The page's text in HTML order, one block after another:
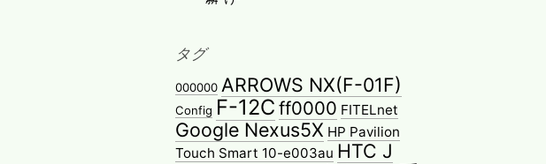
タグ
000000 ARROWS NX(F-01F)
Config F-12C ff0000 FITELnet
Google Nexus5X HP Pavilion
Touch Smart 10-e003au HTC J